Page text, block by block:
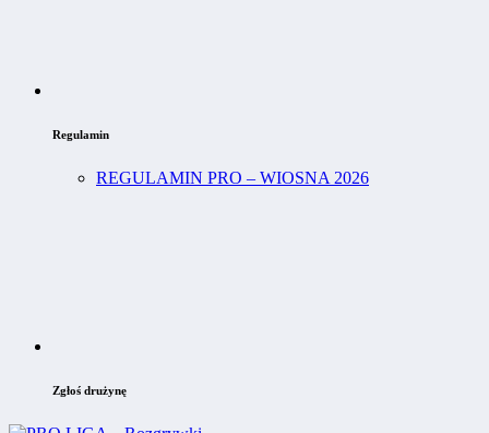
Regulamin
REGULAMIN PRO – WIOSNA 2026
Zgłoś drużynę